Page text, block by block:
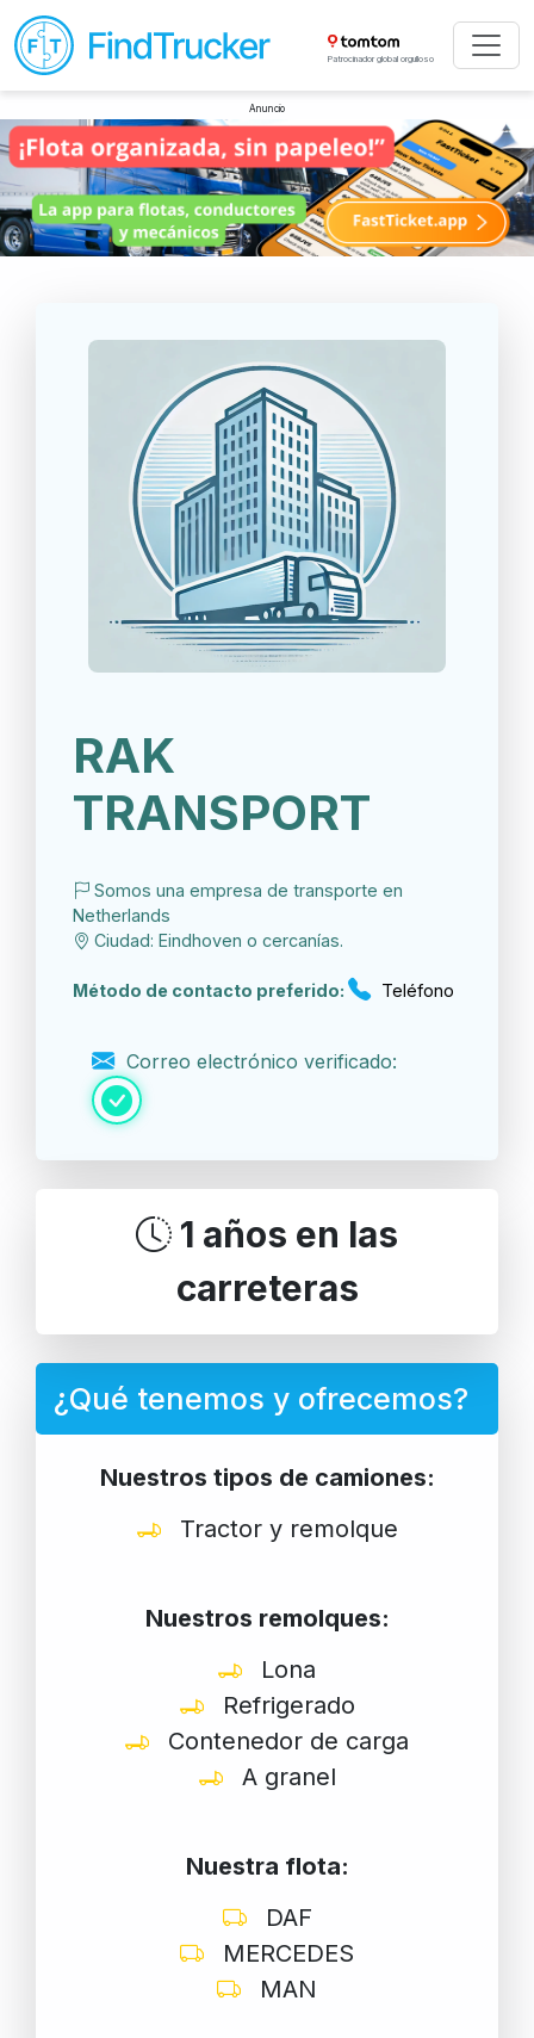
Patrocinador global orgulloso
Anuncio
RAK
TRANSPORT
Somos una empresa de transporte en
Netherlands
Ciudad: Eindhoven o cercanías.
Método de contacto preferido: Teléfono
Correo electrónico verificado:
1 años en las
carreteras
¿Qué tenemos y ofrecemos?
Nuestros tipos de camiones:
Tractor y remolque
Nuestros remolques:
Lona
Refrigerado
Contenedor de carga
A granel
Nuestra flota:
DAF
MERCEDES
MAN